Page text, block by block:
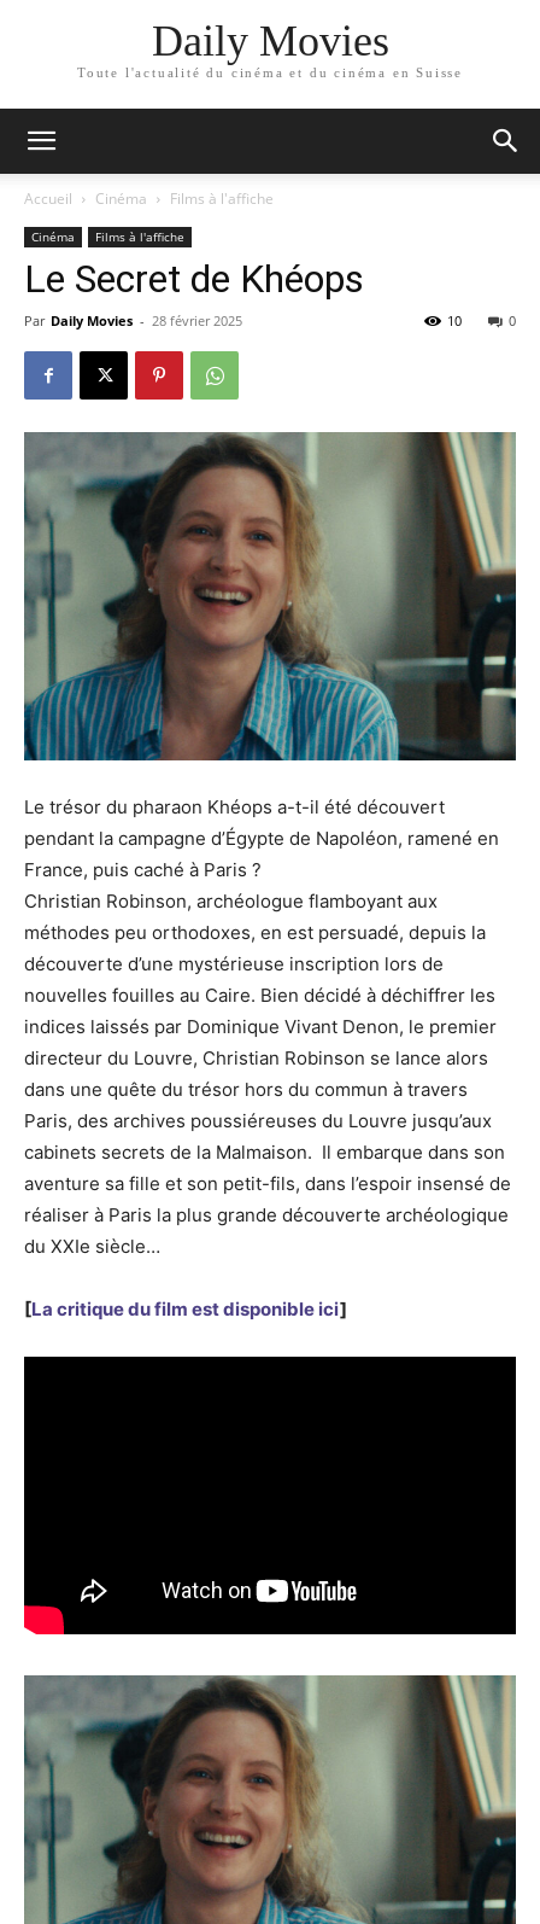
Daily Movies
Toute l'actualité du cinéma et du cinéma en Suisse
Accueil Cinéma Films à l'affiche
Cinéma Films à l'affiche
Le Secret de Khéops
Par Daily Movies - 28 février 2025 0
10
Le trésor du pharaon Khéops a-t-il été découvert
pendant la campagne d’Égypte de Napoléon, ramené en
France, puis caché à Paris ?
Christian Robinson, archéologue flamboyant aux
méthodes peu orthodoxes, en est persuadé, depuis la
découverte d’une mystérieuse inscription lors de
nouvelles fouilles au Caire. Bien décidé à déchiffrer les
indices laissés par Dominique Vivant Denon, le premier
directeur du Louvre, Christian Robinson se lance alors
dans une quête du trésor hors du commun à travers
Paris, des archives poussiéreuses du Louvre jusqu’aux
cabinets secrets de la Malmaison. Il embarque dans son
aventure sa fille et son petit-fils, dans l’espoir insensé de
réaliser à Paris la plus grande découverte archéologique
du XXIe siècle…
[La critique du film est disponible ici]